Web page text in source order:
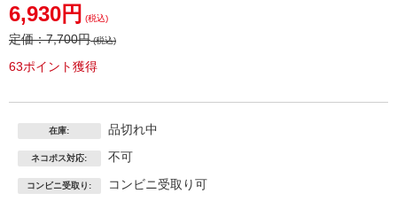
6,930円 (税込)
定価：7,700円(税込)
63ポイント獲得
在庫: 品切れ中
ネコポス対応: 不可
コンビニ受取り: コンビニ受取り可